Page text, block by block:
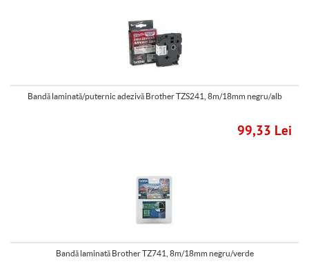
Bandă laminată/puternic adezivă Brother TZS241, 8m/18mm negru/alb
99,33 Lei
Bandă laminată Brother TZ741, 8m/18mm negru/verde